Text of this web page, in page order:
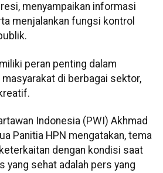
menyampaikan informasi
menjalankan fungsi kontrol
peran penting dalam
di berbagai sektor,
Indonesia (PWI) Akhmad
Panitia HPN mengatakan, tema
dengan kondisi saat
yang sehat adalah pers yang